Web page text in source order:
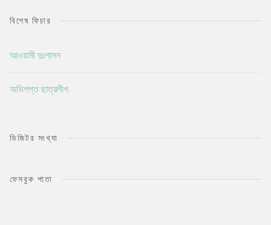
বিশেষ ফিচার
আওয়ামী দুঃশাসন
অভিশপ্ত ছাত্রলীগ
ভিজিটর সংখ্যা
ফেসবুক পাতা